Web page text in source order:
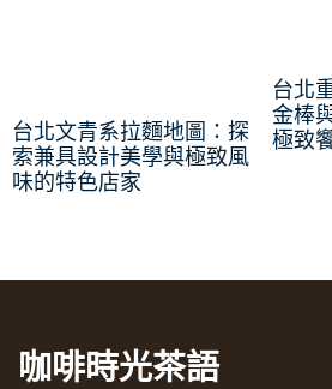
台北文青系拉麵地圖：探
索兼具設計美學與極致風
味的特色店家
台北
金棒
極致
咖啡時光茶語